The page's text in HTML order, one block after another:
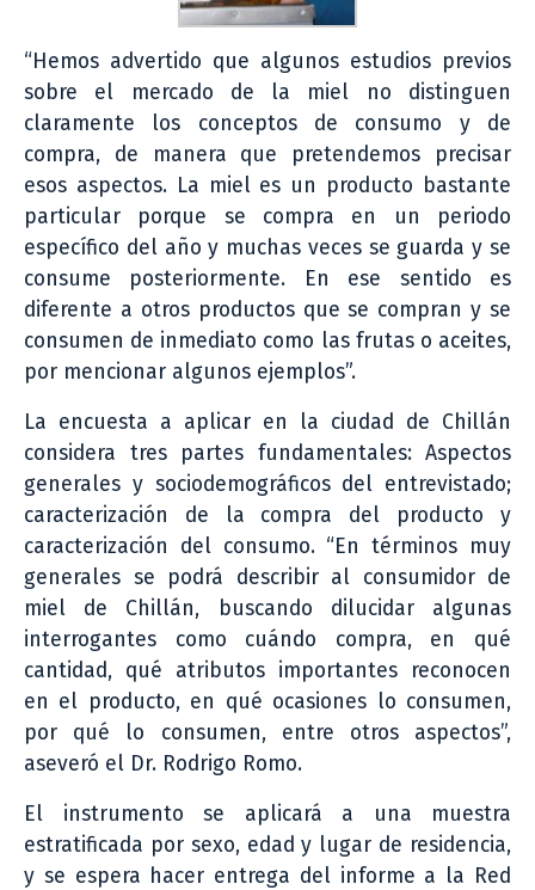
“Hemos advertido que algunos estudios previos
sobre el mercado de la miel no distinguen
claramente los conceptos de consumo y de
compra, de manera que pretendemos precisar
esos aspectos. La miel es un producto bastante
particular porque se compra en un periodo
específico del año y muchas veces se guarda y se
consume posteriormente. En ese sentido es
diferente a otros productos que se compran y se
consumen de inmediato como las frutas o aceites,
por mencionar algunos ejemplos”.
La encuesta a aplicar en la ciudad de Chillán
considera tres partes fundamentales: Aspectos
generales y sociodemográficos del entrevistado;
caracterización de la compra del producto y
caracterización del consumo. “En términos muy
generales se podrá describir al consumidor de
miel de Chillán, buscando dilucidar algunas
interrogantes como cuándo compra, en qué
cantidad, qué atributos importantes reconocen
en el producto, en qué ocasiones lo consumen,
por qué lo consumen, entre otros aspectos”,
aseveró el Dr. Rodrigo Romo.
El instrumento se aplicará a una muestra
estratificada por sexo, edad y lugar de residencia,
y se espera hacer entrega del informe a la Red